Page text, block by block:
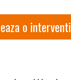
o